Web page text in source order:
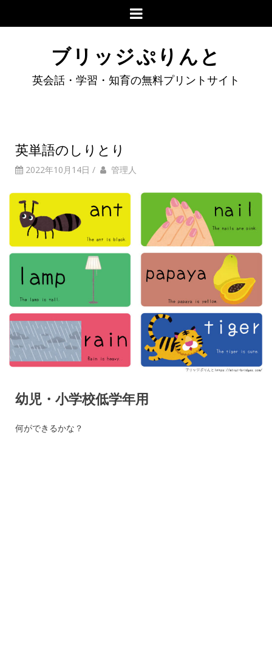
ブリッジぷりんと
英会話・学習・知育の無料プリントサイト
英単語のしりとり
2022年10月14日 / 管理人
幼児・小学校低学年用
何ができるかな？